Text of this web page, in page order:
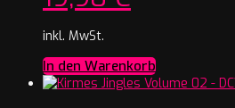
inkl. MwSt.
In den Warenkorb